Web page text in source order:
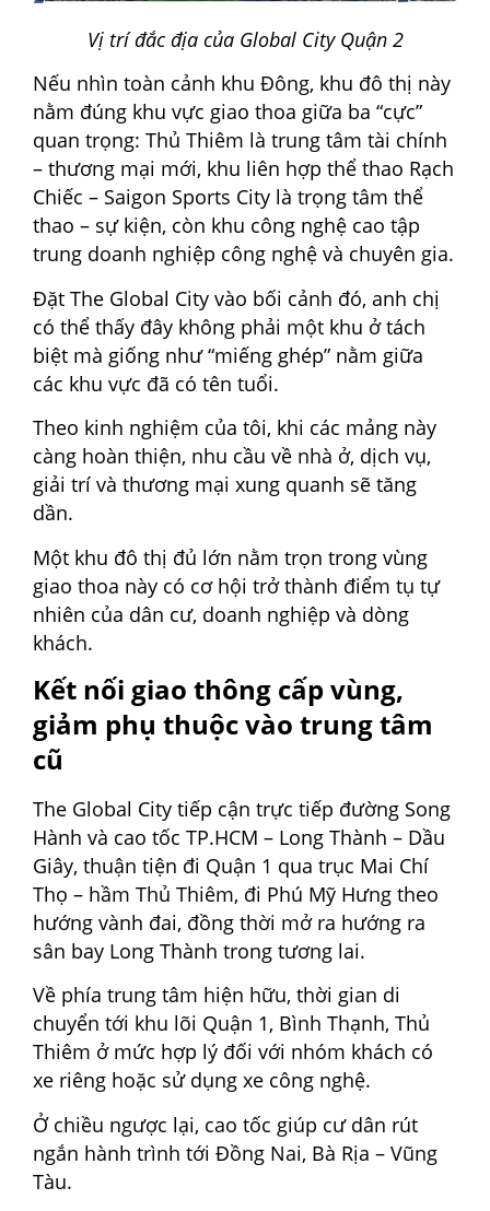
Vị trí đắc địa của Global City Quận 2
Nếu nhìn toàn cảnh khu Đông, khu đô thị này
nằm đúng khu vực giao thoa giữa ba “cực”
quan trọng: Thủ Thiêm là trung tâm tài chính
– thương mại mới, khu liên hợp thể thao Rạch
Chiếc – Saigon Sports City là trọng tâm thể
thao – sự kiện, còn khu công nghệ cao tập
trung doanh nghiệp công nghệ và chuyên gia.
Đặt The Global City vào bối cảnh đó, anh chị
có thể thấy đây không phải một khu ở tách
biệt mà giống như “miếng ghép” nằm giữa
các khu vực đã có tên tuổi.
Theo kinh nghiệm của tôi, khi các mảng này
càng hoàn thiện, nhu cầu về nhà ở, dịch vụ,
giải trí và thương mại xung quanh sẽ tăng
dần.
Một khu đô thị đủ lớn nằm trọn trong vùng
giao thoa này có cơ hội trở thành điểm tụ tự
nhiên của dân cư, doanh nghiệp và dòng
khách.
Kết nối giao thông cấp vùng,
giảm phụ thuộc vào trung tâm
cũ
The Global City tiếp cận trực tiếp đường Song
Hành và cao tốc TP.HCM – Long Thành – Dầu
Giây, thuận tiện đi Quận 1 qua trục Mai Chí
Thọ – hầm Thủ Thiêm, đi Phú Mỹ Hưng theo
hướng vành đai, đồng thời mở ra hướng ra
sân bay Long Thành trong tương lai.
Về phía trung tâm hiện hữu, thời gian di
chuyển tới khu lõi Quận 1, Bình Thạnh, Thủ
Thiêm ở mức hợp lý đối với nhóm khách có
xe riêng hoặc sử dụng xe công nghệ.
Ở chiều ngược lại, cao tốc giúp cư dân rút
ngắn hành trình tới Đồng Nai, Bà Rịa – Vũng
Tàu.